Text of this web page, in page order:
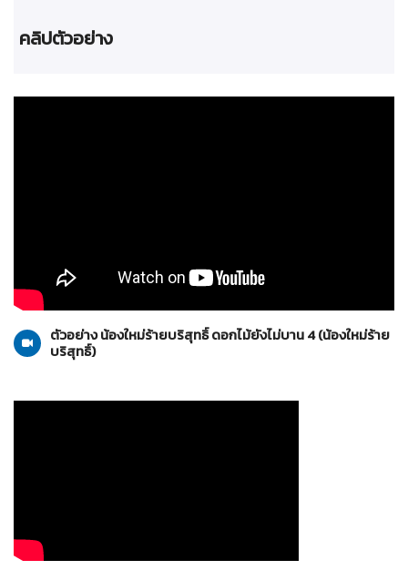
คลิปตัวอย่าง
27-11-2553
ตัวอย่าง น้องใหม่ร้ายบริสุทธิ์ ดอกไม้ยังไม่บาน 4 (น้องใหม่ร้าย
บริสุทธิ์)
21-11-2553